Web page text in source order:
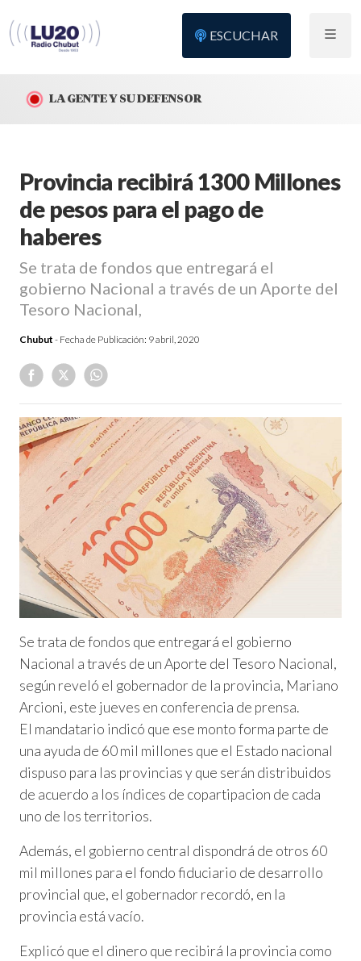
ESCUCHAR
LA GENTE Y SU DEFENSOR
Provincia recibirá 1300 Millones
de pesos para el pago de
haberes
Se trata de fondos que entregará el
gobierno Nacional a través de un Aporte del
Tesoro Nacional,
Chubut - Fecha de Publicación: 9 abril, 2020
Se trata de fondos que entregará el gobierno
Nacional a través de un Aporte del Tesoro Nacional,
según reveló el gobernador de la provincia, Mariano
Arcioni, este jueves en conferencia de prensa.
El mandatario indicó que ese monto forma parte de
una ayuda de 60 mil millones que el Estado nacional
dispuso para las provincias y que serán distribuidos
de acuerdo a los índices de copartipacion de cada
uno de los territorios.
Además, el gobierno central dispondrá de otros 60
mil millones para el fondo fiduciario de desarrollo
provincial que, el gobernador recordó, en la
provincia está vacío.
Explicó que el dinero que recibirá la provincia como